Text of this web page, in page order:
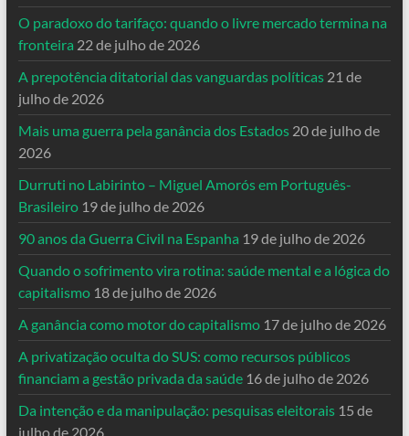
O paradoxo do tarifaço: quando o livre mercado termina na
fronteira 22 de julho de 2026
A prepotência ditatorial das vanguardas políticas 21 de
julho de 2026
Mais uma guerra pela ganância dos Estados 20 de julho de
2026
Durruti no Labirinto – Miguel Amorós em Português-
Brasileiro 19 de julho de 2026
90 anos da Guerra Civil na Espanha 19 de julho de 2026
Quando o sofrimento vira rotina: saúde mental e a lógica do
capitalismo 18 de julho de 2026
A ganância como motor do capitalismo 17 de julho de 2026
A privatização oculta do SUS: como recursos públicos
financiam a gestão privada da saúde 16 de julho de 2026
Da intenção e da manipulação: pesquisas eleitorais 15 de
julho de 2026